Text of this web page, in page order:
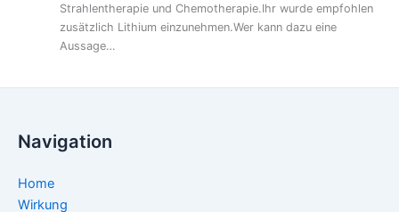
Strahlentherapie und Chemotherapie.Ihr wurde empfohlen
zusätzlich Lithium einzunehmen.Wer kann dazu eine
Aussage…
Navigation
Home
Wirkung